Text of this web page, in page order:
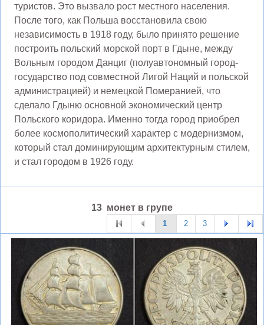
туристов. Это вызвало рост местного населения.
После того, как Польша восстановила свою
независимость в 1918 году, было принято решение
построить польский морской порт в Гдыне, между
Вольным городом Данциг (полуавтономный город-
государство под совместной Лигой Наций и польской
администрацией) и немецкой Померанией, что
сделало Гдыню основной экономический центр
Польского коридора. Именно тогда город приобрел
более космополитический характер с модернизмом,
который стал доминирующим архитектурным стилем,
и стал городом в 1926 году.
13 монет в групе
1 2 3